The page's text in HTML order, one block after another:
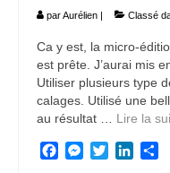
CONTACT
parAurélien | Classé
Ca y est, la micro-
est prête. J’aurai mis
Utiliser plusieurs type
calages. Utilisé une
au résultat … Lire la
Facebook
Messenger
Twitter